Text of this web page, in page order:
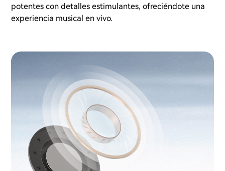
potentes con detalles estimulantes, ofreciéndote una
experiencia musical en vivo.